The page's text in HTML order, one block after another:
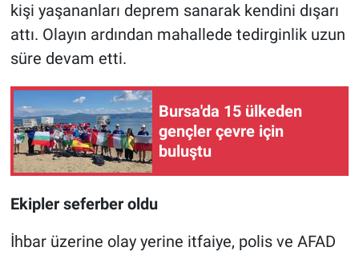
kişi yaşananları deprem sanarak kendini dışarı
attı. Olayın ardından mahallede tedirginlik uzun
süre devam etti.
Bursa'da 15 ülkeden
gençler çevre için
buluştu
Ekipler seferber oldu
İhbar üzerine olay yerine itfaiye, polis ve AFAD